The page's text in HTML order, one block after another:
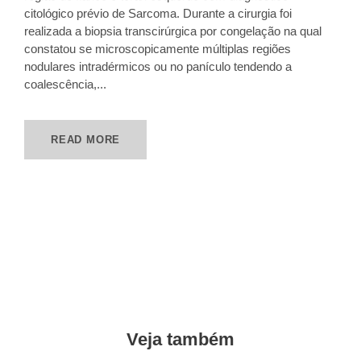
citológico prévio de Sarcoma. Durante a cirurgia foi
realizada a biopsia transcirúrgica por congelação na qual
constatou se microscopicamente múltiplas regiões
nodulares intradérmicos ou no panículo tendendo a
coalescência,...
READ MORE
Veja também